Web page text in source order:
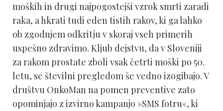
moških in drugi najpogostejši vzrok smrti zaradi
raka, a hkrati tudi eden tistih rakov, ki ga lahko
ob zgodnjem odkritju v skoraj vseh primerih
uspešno zdravimo. Kljub dejstvu, da v Sloveniji
za rakom prostate zboli vsak četrti moški po 50.
letu, se številni pregledom še vedno izogibajo. V
društvu OnkoMan na pomen preventive zato
opominjajo z izvirno kampanjo »SMS fotru«, ki